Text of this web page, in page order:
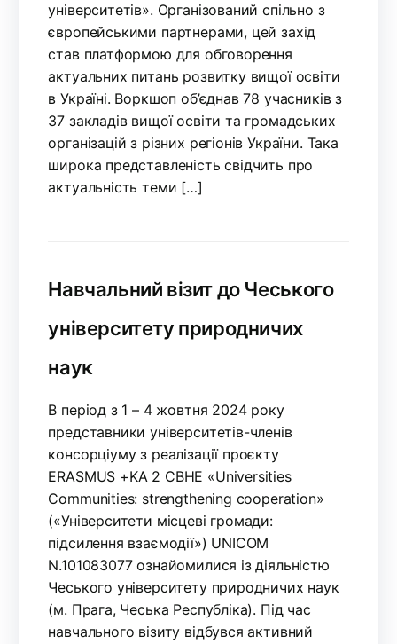
університетів». Організований спільно з
європейськими партнерами, цей захід
став платформою для обговорення
актуальних питань розвитку вищої освіти
в Україні. Воркшоп об’єднав 78 учасників з
37 закладів вищої освіти та громадських
організацій з різних регіонів України. Така
широка представленість свідчить про
актуальність теми […]
Навчальний візит до Чеського
університету природничих
наук
В період з 1 – 4 жовтня 2024 року
представники університетів-членів
консорціуму з реалізації проєкту
ERASMUS +KA 2 CBHE «Universities
Communities: strengthening cooperation»
(«Університети місцеві громади:
підсилення взаємодії») UNICOM
N.101083077 ознайомилися із діяльністю
Чеського університету природничих наук
(м. Прага, Чеська Республіка). Під час
навчального візиту відбувся активний